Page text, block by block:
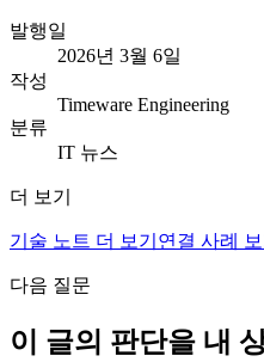
발행일
2026년 3월 6일
작성
Timeware Engineering
분류
IT 뉴스
더 보기
기술 노트 더 보기 연결 사례 보
다음 질문
이 글의 판단을 내